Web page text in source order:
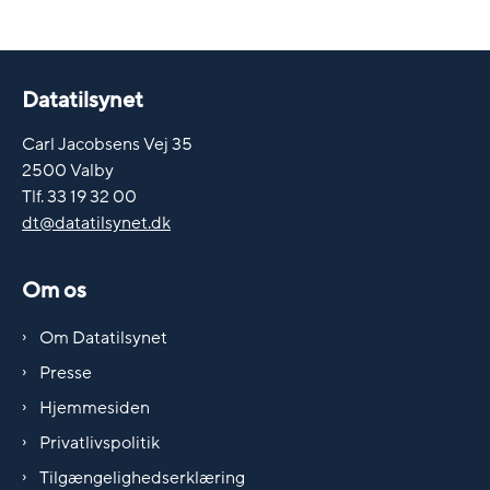
Datatilsynet
Carl Jacobsens Vej 35
2500 Valby
Tlf. 33 19 32 00
dt@datatilsynet.dk
Om os
Om Datatilsynet
Presse
Hjemmesiden
Privatlivspolitik
Tilgængelighedserklæring